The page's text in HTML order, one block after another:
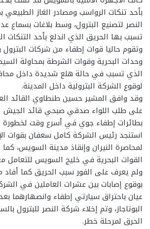
بأحد تنكات الرواسب ومصادر الغاز
النصر لتصنيع البترول، وسط بلاغات بسماع
تسبب بها الحريق الذي اندلع بأحد التنكات
وتقوم حاليا قوات إطفاء من شركات
وحدات البحرية وقوات الشرطة بمحاولة
الذي تسبب في حالة هلع شديدة داخل
لوقوع الشركة البترولية داخل المدينة.
وقد وافق المشير حسين طنطاوي القائد
على طلب اللواء صدقي صبحي قائد الجيش
بطائرات إطفاء جوي في أسرع وقت لخطورة
استنجد رئيس الشركة كامل سعفان بقوات
لمحاصرة النيران وإنقاذ مدينة السويس،
القوات البحرية في خليج السويس للتعامل
ولم يعرف على الفور سبب الحريق كما
بوقوع إصابات بين عشرات العاملين في
عيان باحتراق سيارتي إطفاء وانصهارهما
البوتاجاز، وتم إخلاء شركة النصر للبترول
الحرق لمرحلة خطر.